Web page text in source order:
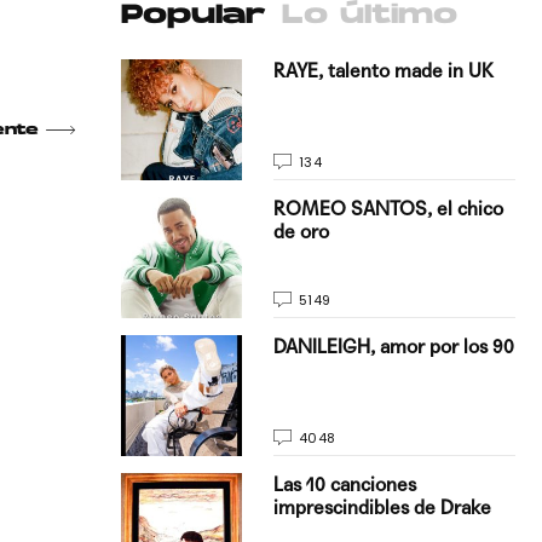
Popular Lo último
RAYE, talento made in UK
134
ROMEO SANTOS, el chico
de oro
5149
DANILEIGH, amor por los 90
4048
Las 10 canciones
imprescindibles de Drake